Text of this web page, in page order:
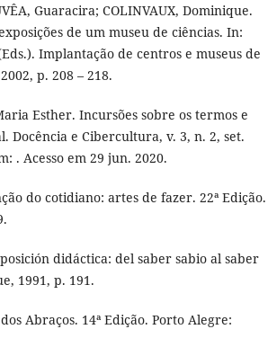
Guaracira; COLINVAUX, Dominique.
de um museu de ciências. In:
Implantação de centros e museus de
p. 208 – 218.
Esther. Incursões sobre os termos e
Docência e Cibercultura, v. 3, n. 2, set.
. Acesso em 29 jun. 2020.
do cotidiano: artes de fazer. 22ª Edição.
didáctica: del saber sabio al saber
1991, p. 191.
Abraços. 14ª Edição. Porto Alegre: